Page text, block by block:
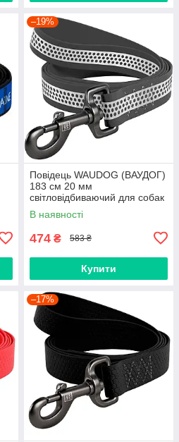
–19%
Повідець WAUDOG (ВАУДОГ)
183 см 20 мм
світловідбиваючий для собак
сірий
В наявності
474 ₴ 583 ₴
Купити
–17%